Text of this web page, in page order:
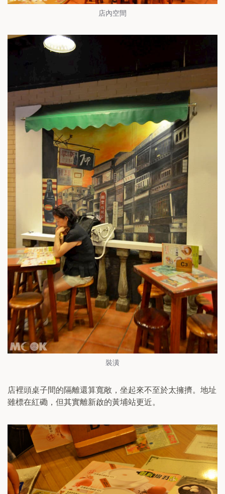
店內空間
裝潢
店裡頭桌子間的隔離還算寬敞，坐起來不至於太擁擠。地址
雖標在紅磡，但其實離新啟的黃埔站更近。